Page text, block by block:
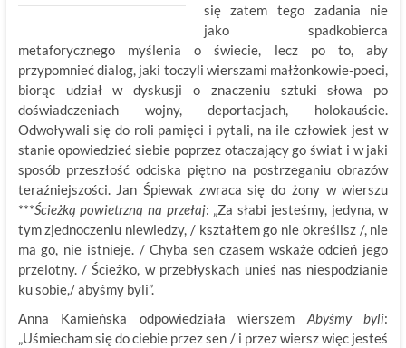
się zatem tego zadania nie
jako spadkobierca
metaforycznego myślenia o świecie, lecz po to, aby
przypomnieć dialog, jaki toczyli wierszami małżonkowie-poeci,
biorąc udział w dyskusji o znaczeniu sztuki słowa po
doświadczeniach wojny, deportacjach, holokauście.
Odwoływali się do roli pamięci i pytali, na ile człowiek jest w
stanie opowiedzieć siebie poprzez otaczający go świat i w jaki
sposób przeszłość odciska piętno na postrzeganiu obrazów
teraźniejszości. Jan Śpiewak zwraca się do żony w wierszu
***Ścieżką powietrzną na przełaj: „Za słabi jesteśmy, jedyna, w
tym zjednoczeniu niewiedzy, / kształtem go nie określisz /, nie
ma go, nie istnieje. / Chyba sen czasem wskaże odcień jego
przelotny. / Ścieżko, w przebłyskach unieś nas niespodzianie
ku sobie,/ abyśmy byli”.
Anna Kamieńska odpowiedziała wierszem Abyśmy byli:
„Uśmiecham się do ciebie przez sen / i przez wiersz więc jesteś